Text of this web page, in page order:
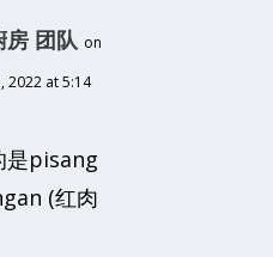
房 团队 on
2022 at 5:14
是pisang
(红肉